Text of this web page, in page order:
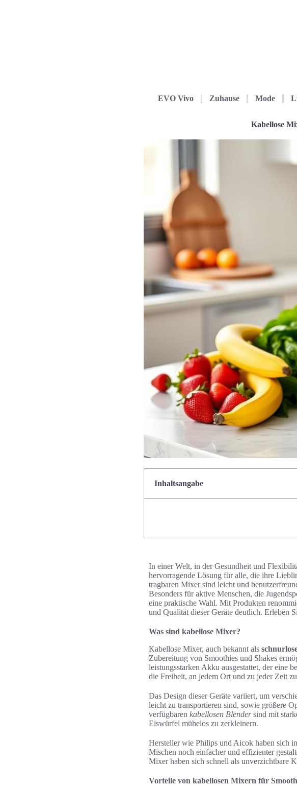
EVO Vivo Zuhause Mode
Kabellose
Inhaltsangabe
In einer Welt, in der Gesundheit und
hervorragende Lösung für alle, die ihre
tragbaren Mixer sind leicht und
Besonders für aktive Menschen, die
eine praktische Wahl. Mit Produkten
und Qualität dieser Geräte deutlich. Erleben
Was sind kabellose Mixer?
Kabellose Mixer, auch bekannt als
Zubereitung von Smoothies und Shakes
leistungsstarken Akku ausgestattet, der eine
die Freiheit, an jedem Ort und zu jeder Zeit
Das Design dieser Geräte variiert, um
leicht zu transportieren sind, sowie größere
verfügbaren kabellosen Blendersind mit
Eiswürfel mühelos zu zerkleinern.
Hersteller wie Philips und Aicok haben sich
Mischen noch einfacher und effizienter
Mixer haben sich schnell als unverzichtbare
Vorteile von kabellosen Mixern für